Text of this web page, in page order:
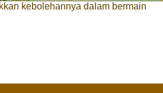
kebolehannya dalam bermain